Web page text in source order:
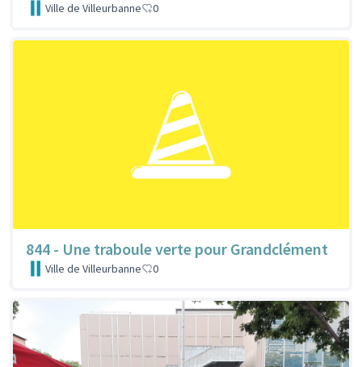
Ville de Villeurbanne 0
844 - Une traboule verte pour Grandclément
Ville de Villeurbanne 0